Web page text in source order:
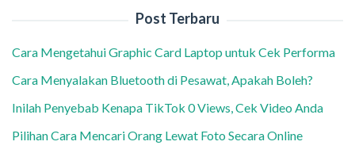
Post Terbaru
Cara Mengetahui Graphic Card Laptop untuk Cek Performa
Cara Menyalakan Bluetooth di Pesawat, Apakah Boleh?
Inilah Penyebab Kenapa TikTok 0 Views, Cek Video Anda
Pilihan Cara Mencari Orang Lewat Foto Secara Online